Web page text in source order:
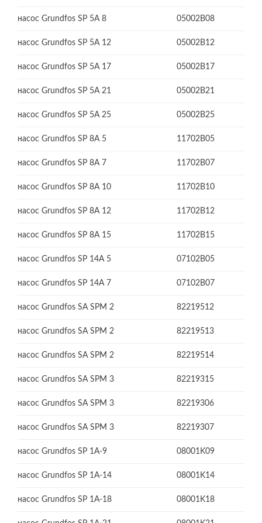
насос Grundfos SP 5A 8 05002B08
насос Grundfos SP 5A 12 05002B12
насос Grundfos SP 5A 17 05002B17
насос Grundfos SP 5A 21 05002B21
насос Grundfos SP 5A 25 05002B25
насос Grundfos SP 8A 5 11702B05
насос Grundfos SP 8A 7 11702B07
насос Grundfos SP 8A 10 11702B10
насос Grundfos SP 8A 12 11702B12
насос Grundfos SP 8A 15 11702B15
насос Grundfos SP 14A 5 07102B05
насос Grundfos SP 14A 7 07102B07
насос Grundfos SA SPM 2 82219512
насос Grundfos SA SPM 2 82219513
насос Grundfos SA SPM 2 82219514
насос Grundfos SA SPM 3 82219315
насос Grundfos SA SPM 3 82219306
насос Grundfos SA SPM 3 82219307
насос Grundfos SP 1A-9 08001K09
насос Grundfos SP 1A-14 08001K14
насос Grundfos SP 1A-18 08001K18